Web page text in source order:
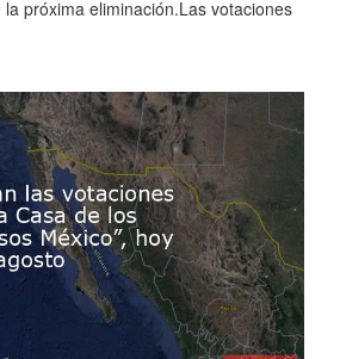
próxima eliminación.Las votaciones